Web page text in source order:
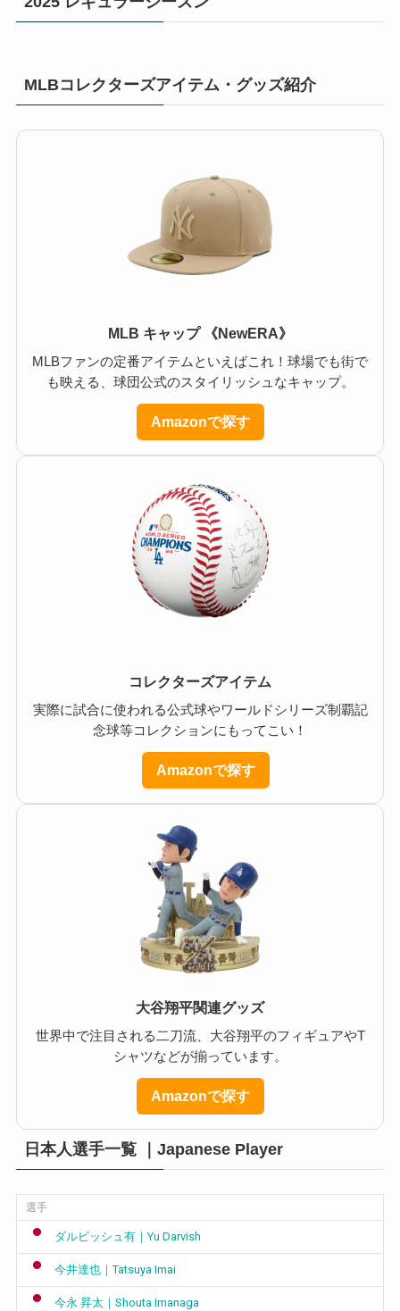
MLBコレクターズアイテム・グッズ紹介
MLB キャップ 《NewERA》
MLBファンの定番アイテムといえばこれ！球場でも街で
も映える、球団公式のスタイリッシュなキャップ。
Amazonで探す
コレクターズアイテム
実際に試合に使われる公式球やワールドシリーズ制覇記
念球等コレクションにもってこい！
Amazonで探す
大谷翔平関連グッズ
世界中で注目される二刀流、大谷翔平のフィギュアやT
シャツなどが揃っています。
Amazonで探す
日本人選手一覧 ｜Japanese Player
選手
ダルビッシュ有｜Yu Darvish
今井達也｜Tatsuya Imai
今永 昇太｜Shouta Imanaga